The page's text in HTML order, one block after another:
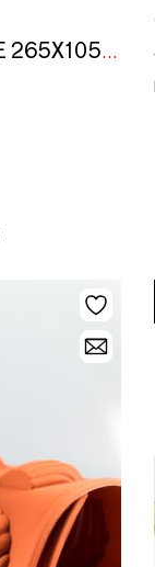
KIT TARTE ANNEAU BUBBLE 265X105 MM - SET MOULE EN SILICONE 250X85 MM+ ANNEAU